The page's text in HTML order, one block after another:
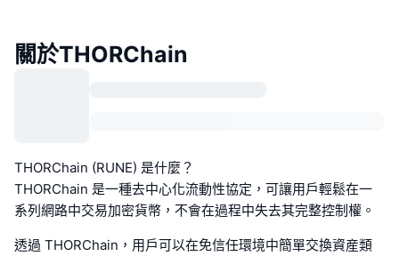
關於THORChain
THORChain (RUNE) 是什麼？
THORChain 是一種去中心化流動性協定，可讓用戶輕鬆在一
系列網路中交易加密貨幣，不會在過程中失去其完整控制權。
透過 THORChain，用戶可以在免信任環境中簡單交換資産類